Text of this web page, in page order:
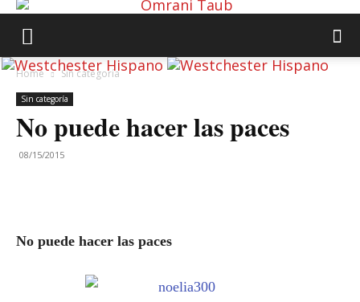
Home Sin categoría
Sin categoría
No puede hacer las paces
08/15/2015
No puede hacer las paces